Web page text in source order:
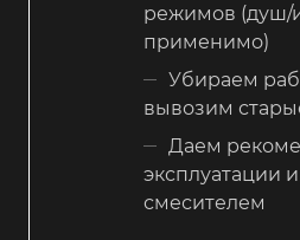
режимов (душ/
применимо)
Убираем
вывозим
Даем
эксплуатации и
смесителем